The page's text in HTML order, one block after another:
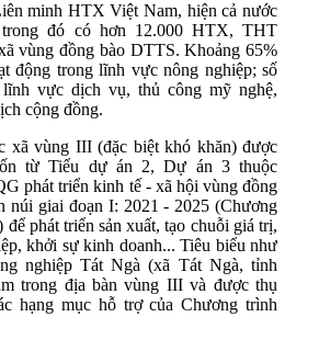
minh HTX Việt Nam, hiện cả nước
đó có hơn 12.000 HTX, THT
vùng đồng bào DTTS. Khoảng 65%
động trong lĩnh vực nông nghiệp; số
vực dịch vụ, thủ công mỹ nghệ,
cộng đồng.
xã vùng III (đặc biệt khó khăn) được
từ Tiểu dự án 2, Dự án 3 thuộc
phát triển kinh tế - xã hội vùng đồng
núi giai đoạn I: 2021 - 2025 (Chương
phát triển sản xuất, tạo chuỗi giá trị,
khởi sự kinh doanh... Tiêu biểu như
nghiệp Tát Ngà (xã Tát Ngà, tỉnh
trong địa bàn vùng III và được thụ
hạng mục hỗ trợ của Chương trình